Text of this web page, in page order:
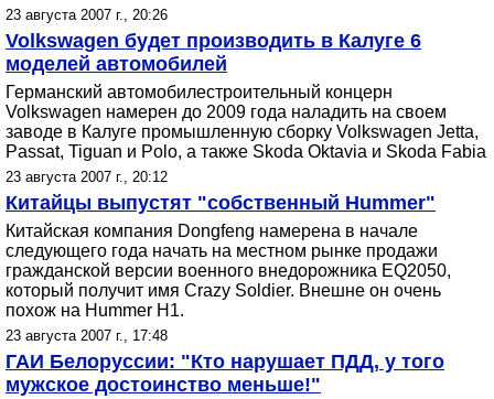
23 августа 2007 г., 20:26
Volkswagen будет производить в Калуге 6
моделей автомобилей
Германский автомобилестроительный концерн
Volkswagen намерен до 2009 года наладить на своем
заводе в Калуге промышленную сборку Volkswagen Jetta,
Passat, Tiguan и Polo, а также Skoda Oktavia и Skoda Fabia
23 августа 2007 г., 20:12
Китайцы выпустят "собственный Hummer"
Китайская компания Dongfeng намерена в начале
следующего года начать на местном рынке продажи
гражданской версии военного внедорожника EQ2050,
который получит имя Crazy Soldier. Внешне он очень
похож на Hummer H1.
23 августа 2007 г., 17:48
ГАИ Белоруссии: "Кто нарушает ПДД, у того
мужское достоинство меньше!"